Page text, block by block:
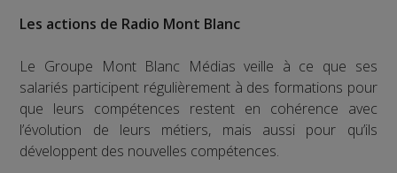
Les actions de Radio Mont Blanc
Le Groupe Mont Blanc Médias veille à ce que ses
salariés participent régulièrement à des formations pour
que leurs compétences restent en cohérence avec
l’évolution de leurs métiers, mais aussi pour qu’ils
développent des nouvelles compétences.